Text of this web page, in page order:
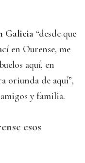
Galicia “desde que
en Ourense, me
aquí, en
oriunda de aquí”,
y familia.
esos